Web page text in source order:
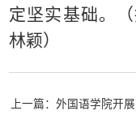
定坚实基础。
林颖）
上一篇：外国语学院开